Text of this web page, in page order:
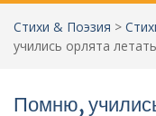
о
Стихи & Поэзия >
учились орлята летать
Помню,